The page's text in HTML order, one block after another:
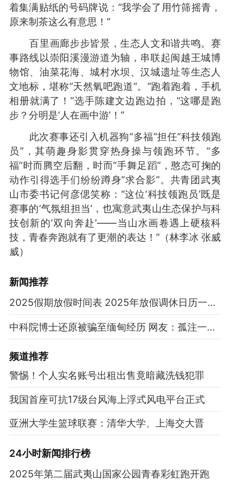
着集满贴纸的号码牌说：“我学会了用竹筛摇青，
原来制茶这么有意思！”
百里画廊步步皆景，生态人文和谐共鸣。赛
事路线以崇阳溪漫游道为轴，串联起闽越王城博
物馆、油菜花海、城村水坝、汉城遗址等生态人
文地标，堪称“天然氧吧跑道”。“跑着跑着，手机
相册就满了！”选手陈建文边跑边拍，“这哪是跑
步？分明是‘人在画中游’！”
此次赛事还引入机器狗“多福”担任“科技领跑
员”，其萌趣身影贯穿热身操与领跑环节。“多
福”时而腾空后翻，时而“手舞足蹈”，憨态可掬的
动作引得选手们纷纷蹲身“求合影”。共青团武夷
山市委书记何彦偲笑称：“这位‘科技领跑员’既是
赛事的‘气氛组担当’，也寓意武夷山生态保护与科
技创新的‘双向奔赴’——当山水画卷遇上硬核科
技，青春奔跑就有了更潮的表达！”（林李冰 张威
威）
新闻推荐
2025假期放假时间表 2025年放假调休日历一览表
中科院博士还原被骗至缅甸经历 网友：孤注一掷现实版
频道推荐
警惕！个人实名账号出租出售竟暗藏洗钱犯罪
我国首座可抗17级台风海上浮式风电平台正式
亚洲大学生篮球联赛：清华大学、上海交大晋
24小时新闻排行榜
2025年第二届武夷山国家公园青春彩虹跑开跑